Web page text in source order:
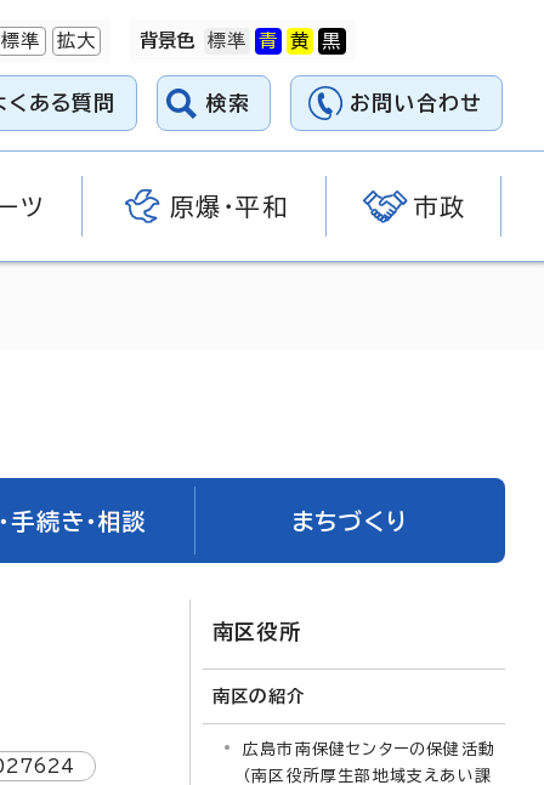
標準 拡大 背景色
くある質問 検索 お問い合わせ
ツ 原爆・平和 市政
手続き・相談 まちづくり
南区役所
南区の紹介
広島市南保健センターの保健活動
（南区役所厚生部地域支えあい課